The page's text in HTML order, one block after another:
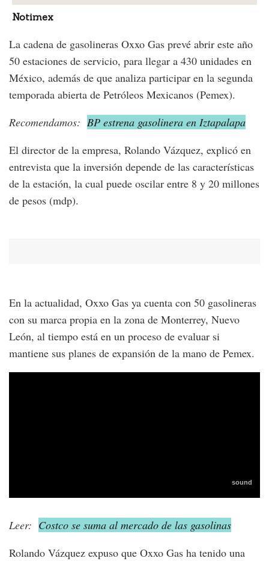
Notimex
La cadena de gasolineras Oxxo Gas prevé abrir este año
50 estaciones de servicio, para llegar a 430 unidades en
México, además de que analiza participar en la segunda
temporada abierta de Petróleos Mexicanos (Pemex).
Recomendamos: BP estrena gasolinera en Iztapalapa
El director de la empresa, Rolando Vázquez, explicó en
entrevista que la inversión depende de las características
de la estación, la cual puede oscilar entre 8 y 20 millones
de pesos (mdp).
En la actualidad, Oxxo Gas ya cuenta con 50 gasolineras
con su marca propia en la zona de Monterrey, Nuevo
León, al tiempo está en un proceso de evaluar si
mantiene sus planes de expansión de la mano de Pemex.
Leer: Costco se suma al mercado de las gasolinas
Rolando Vázquez expuso que Oxxo Gas ha tenido una